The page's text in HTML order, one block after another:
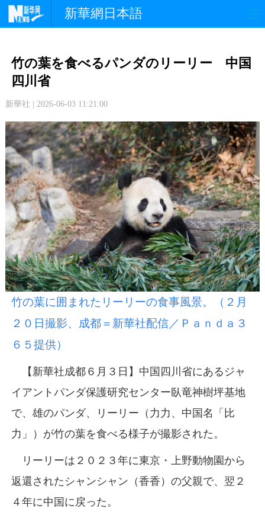
新華網日本語
文 化
中日交流
写 真
竹の葉を食べるパンダのリーリー 中国
四川省
新華社 | 2026-06-03 11:21:00
竹の葉に囲まれたリーリーの食事風景。（２月
２０日撮影、成都＝新華社配信／Ｐａｎｄａ３
６５提供）
【新華社成都６月３日】中国四川省にあるジャ
イアントパンダ保護研究センター臥竜神樹坪基地
で、雄のパンダ、リーリー（力力、中国名「比
力」）が竹の葉を食べる様子が撮影された。
リーリーは２０２３年に東京・上野動物園から
返還されたシャンシャン（香香）の父親で、翌２
４年に中国に戻った。